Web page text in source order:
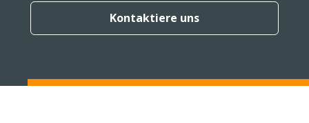
Kontaktiere uns